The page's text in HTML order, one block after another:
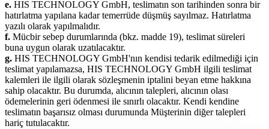
e. HIS TECHNOLOGY GmbH, teslimatın son tarihinden sonra bir
hatırlatma yapılana kadar temerrüde düşmüş sayılmaz. Hatırlatma
yazılı olarak yapılmalıdır.
f. Mücbir sebep durumlarında (bkz. madde 19), teslimat süreleri
buna uygun olarak uzatılacaktır.
g. HIS TECHNOLOGY GmbH'nın kendisi tedarik edilmediği için
teslimat yapılamazsa, HIS TECHNOLOGY GmbH ilgili teslimat
kalemleri ile ilgili olarak sözleşmenin iptalini beyan etme hakkına
sahip olacaktır. Bu durumda, alıcının talepleri, alıcının olası
ödemelerinin geri ödenmesi ile sınırlı olacaktır. Kendi kendine
teslimatın başarısız olması durumunda Müşterinin diğer talepleri
hariç tutulacaktır.